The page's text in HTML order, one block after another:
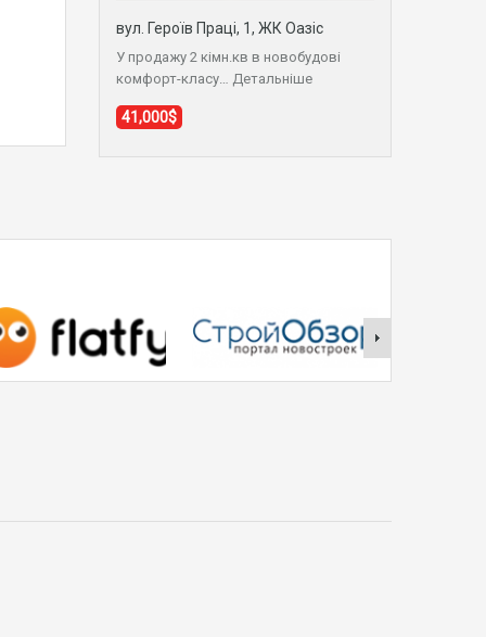
вул. Героїв Праці, 1, ЖК Оазіс
У продажу 2 кімн.кв в новобудові
комфорт-класу…
Детальніше
41,000$